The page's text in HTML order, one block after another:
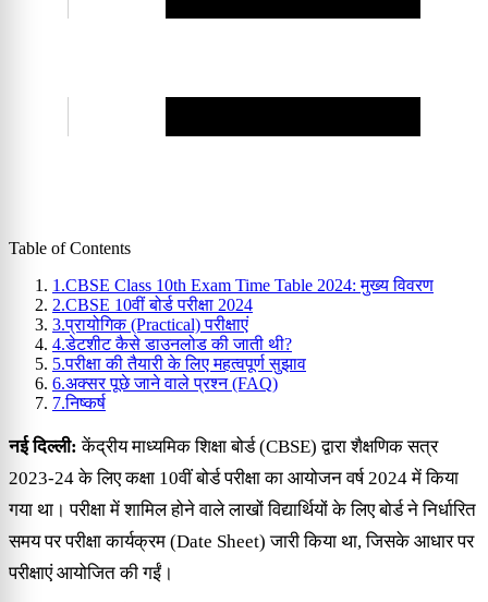
Table of Contents
1.CBSE Class 10th Exam Time Table 2024: मुख्य विवरण
2.CBSE 10वीं बोर्ड परीक्षा 2024
3.प्रायोगिक (Practical) परीक्षाएं
4.डेटशीट कैसे डाउनलोड की जाती थी?
5.परीक्षा की तैयारी के लिए महत्वपूर्ण सुझाव
6.अक्सर पूछे जाने वाले प्रश्न (FAQ)
7.निष्कर्ष
नई दिल्ली: केंद्रीय माध्यमिक शिक्षा बोर्ड (CBSE) द्वारा शैक्षणिक सत्र
2023-24 के लिए कक्षा 10वीं बोर्ड परीक्षा का आयोजन वर्ष 2024 में किया
गया था। परीक्षा में शामिल होने वाले लाखों विद्यार्थियों के लिए बोर्ड ने निर्धारित
समय पर परीक्षा कार्यक्रम (Date Sheet) जारी किया था, जिसके आधार पर
परीक्षाएं आयोजित की गईं।